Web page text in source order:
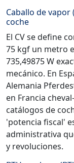
Caballo de vapor
coche
El CV se define
75 kgf un metro
735,49875 W
mecánico. En
Alemania
en Francia
catálogos de
'potencia fiscal'
administrativa
y revoluciones.